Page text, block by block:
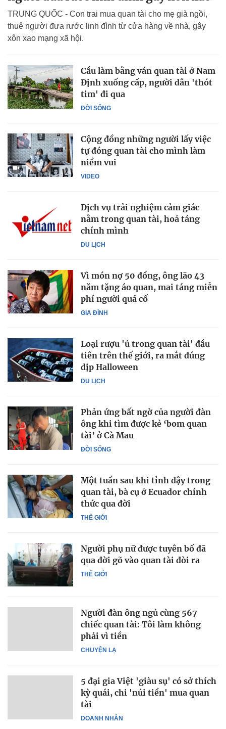
TRUNG QUỐC - Con trai mua quan tài cho mẹ già ngồi,
thuê người đưa rước linh đình từ cửa hàng về nhà, gây
xôn xao mạng xã hội.
ĐỜI SỐNG
Cầu làm bằng ván quan tài ở Nam
Định xuống cấp, người dân 'thót
tim' đi qua
VIDEO
Cộng đồng những người lấy việc
tự đóng quan tài cho mình làm
niềm vui
DU LỊCH
Dịch vụ trải nghiệm cảm giác
nằm trong quan tài, hoả táng
chính mình
GIA ĐÌNH
Vì món nợ 50 đồng, ông lão 43
năm tặng áo quan, mai táng miễn
phí người quá cố
DU LỊCH
Loại rượu 'ủ trong quan tài' đầu
tiên trên thế giới, ra mắt đúng
dịp Halloween
ĐỜI SỐNG
Phản ứng bất ngờ của người đàn
ông khi tìm được kẻ ‘bom quan
tài’ ở Cà Mau
THẾ GIỚI
Một tuần sau khi tỉnh dậy trong
quan tài, bà cụ ở Ecuador chính
thức qua đời
THẾ GIỚI
Người phụ nữ được tuyên bố đã
qua đời gõ vào quan tài đòi ra
CHUYỆN LẠ
Người đàn ông ngủ cùng 567
chiếc quan tài: Tôi làm không
phải vì tiền
DOANH NHÂN
5 đại gia Việt 'giàu sụ' có sở thích
kỳ quái, chi 'núi tiền' mua quan
tài